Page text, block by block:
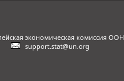
экономическая комиссия ООН
support.stat@un.org